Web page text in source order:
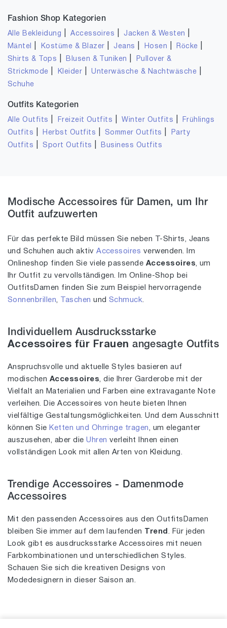
Fashion Shop Kategorien
Alle Bekleidung |Accessoires Jacken & Westen
Mäntel Kostüme & Blazer Jeans Hosen Röcke
Shirts & Tops Blusen & Tuniken
Pullover &
Strickmode
Kleider |Unterwäsche & Nachtwäsche
Schuhe
Outfits Kategorien
Alle Outfits Freizeit Outfits |Winter Outfits
Frühlings
Outfits
Herbst Outfits Sommer Outfits
Party
Outfits
Sport Outfits Business Outfits
Modische Accessoires für Damen, um Ihr
Outfit aufzuwerten
Für das perfekte Bild müssen Sie neben T-Shirts, Jeans
und Schuhen auch aktivAccessoires verwenden. Im
Onlineshop finden Sie viele passende Accessoires, um
Ihr Outfit zu vervollständigen. Im Online-Shop bei
OutfitsDamen finden Sie zum Beispiel hervorragende
Sonnenbrillen, Taschen und Schmuck.
Individuellem Ausdrucksstarke
Accessoires für Frauen angesagte Outfits
Anspruchsvolle und aktuelle Styles basieren auf
modischen Accessoires, die Ihrer Garderobe mit der
Vielfalt an Materialien und Farben eine extravagante Note
verleihen. Die Accessoires von heute bieten Ihnen
vielfältige Gestaltungsmöglichkeiten. Und dem Ausschnitt
können Sie Ketten und Ohrringe tragen, um eleganter
auszusehen, aber dieUhren verleiht Ihnen einen
vollständigen Look mit allen Arten von Kleidung.
Trendige Accessoires - Damenmode
Accessoires
Mit den passenden Accessoires aus den OutfitsDamen
bleiben Sie immer auf dem laufenden
Trend . Für jeden
Look gibt es ausdrucksstarke Accessoires mit neuen
Farbkombinationen und unterschiedlichen Styles.
Schauen Sie sich die kreativen Designs von
Modedesignern in dieser Saison an.